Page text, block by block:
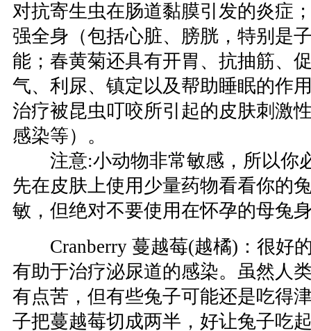
对抗寄生虫在肠道黏膜引发的炎症
强全身（包括心脏、膀胱，特别是
能；春黄菊还具有开胃、抗抽筋、
气、利尿、镇定以及帮助睡眠的作
治疗被昆虫叮咬所引起的皮肤刺激
感染等）。
注意:小动物非常敏感，所以你
先在皮肤上使用少量药物看看你的
敏，但绝对不要使用在怀孕的母兔
Cranberry 蔓越莓(越橘)：很好
有助于治疗泌尿道的感染。虽然人
有点苦，但有些兔子可能还是吃得
子把蔓越莓切成两半，好让兔子吃